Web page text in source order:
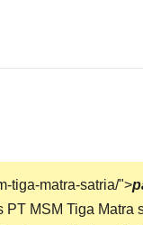
tiga-matra-satria/">
PT MSM Tiga Matra